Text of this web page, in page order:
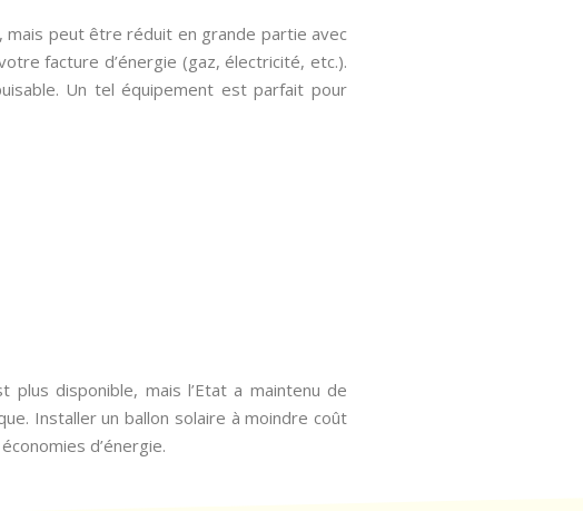
mais peut être réduit en grande partie avec
facture d’énergie (gaz, électricité, etc.).
Un tel équipement est parfait pour
plus disponible, mais l’Etat a maintenu de
Installer un ballon solaire à moindre coût
d’énergie.